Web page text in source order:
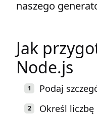
naszego
Jak
Node.js
Podaj
Określ